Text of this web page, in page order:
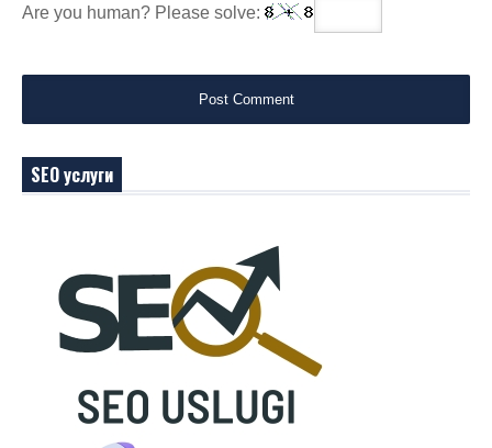
Are you human? Please solve:
SEO услуги